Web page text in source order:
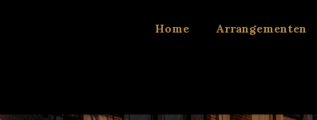
Home Arrangementen